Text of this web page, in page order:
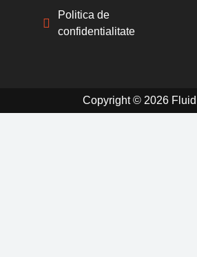
Politica de
confidentialitate
Copyright © 2026 Fluid